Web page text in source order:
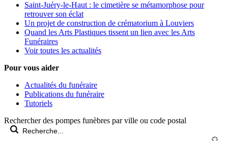
Saint-Juéry-le-Haut : le cimetière se métamorphose pour
retrouver son éclat
Un projet de construction de crématorium à Louviers
Quand les Arts Plastiques tissent un lien avec les Arts
Funéraires
Voir toutes les actualités
Pour vous aider
Actualités du funéraire
Publications du funéraire
Tutoriels
Rechercher des pompes funèbres par ville ou code postal